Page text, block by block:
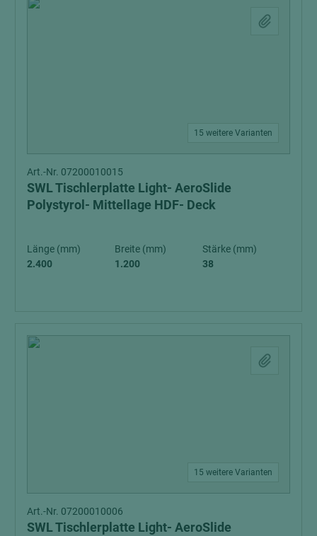
15 weitere Varianten
Art.-Nr. 07200010015
SWL Tischlerplatte Light- AeroSlide
Polystyrol- Mittellage HDF- Deck
Länge (mm)
2.400
Breite (mm)
1.200
Stärke (mm)
38
15 weitere Varianten
Art.-Nr. 07200010006
SWL Tischlerplatte Light- AeroSlide